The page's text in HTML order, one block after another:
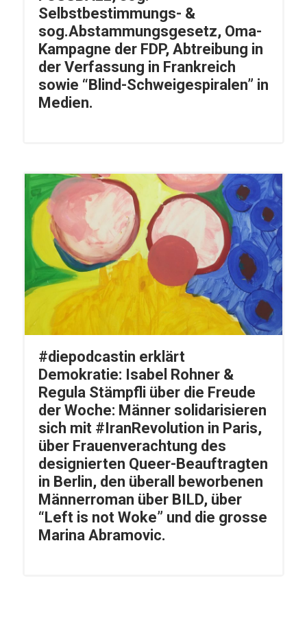
Selbstbestimmungs- &
sog.Abstammungsgesetz, Oma-
Kampagne der FDP, Abtreibung in
der Verfassung in Frankreich
sowie “Blind-Schweigespiralen” in
Medien.
#diepodcastin erklärt
Demokratie: Isabel Rohner &
Regula Stämpfli über die Freude
der Woche: Männer solidarisieren
sich mit #IranRevolution in Paris,
über Frauenverachtung des
designierten Queer-Beauftragten
in Berlin, den überall beworbenen
Männerroman über BILD, über
“Left is not Woke” und die grosse
Marina Abramovic.